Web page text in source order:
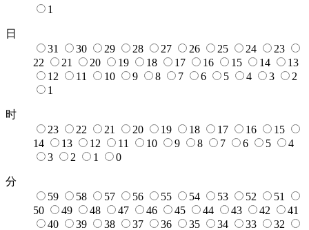
1
日
31
30 29 28 27 26 25 24
23
22
21 20 19 18 17 16 15 14
13
12
11 10 9 8 7 6 5 4 3
2
1
时
23
22 21 20 19 18 17 16
15
14
13 12 11 10 9 8 7 6 5
4
3
2 1 0
分
59
58 57 56 55 54 53 52
51
50
49 48 47 46 45 44 43 42
41
40
39 38 37 36 35 34 33
32